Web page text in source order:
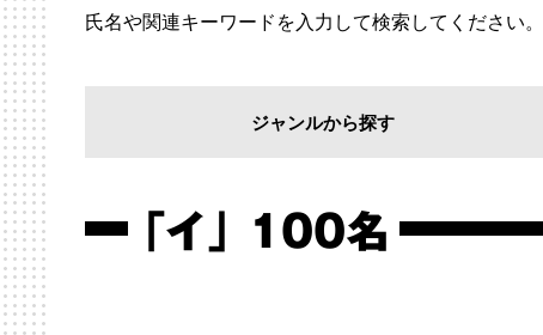
氏名や関連キーワードを入力して検索してください。
ジャンルから探す
「イ」 100名